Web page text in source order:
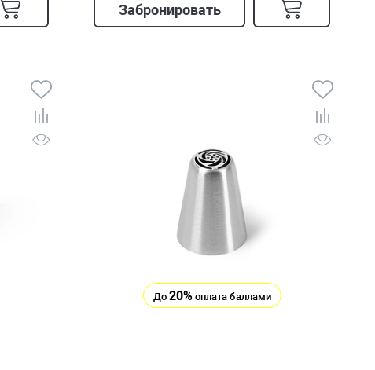
Забронировать
До 20% оплата баллами